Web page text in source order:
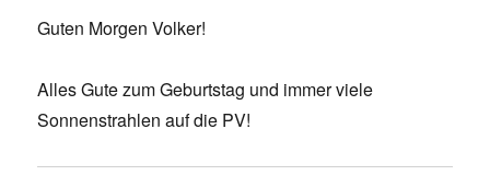
Guten Morgen Volker!
Alles Gute zum Geburtstag und immer viele
Sonnenstrahlen auf die PV!